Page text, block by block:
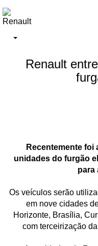
Renault
Recentemente foi
unidades do furgão
para
Os veículos serão
em nove cidades
Horizonte, Brasília,
com terceirização